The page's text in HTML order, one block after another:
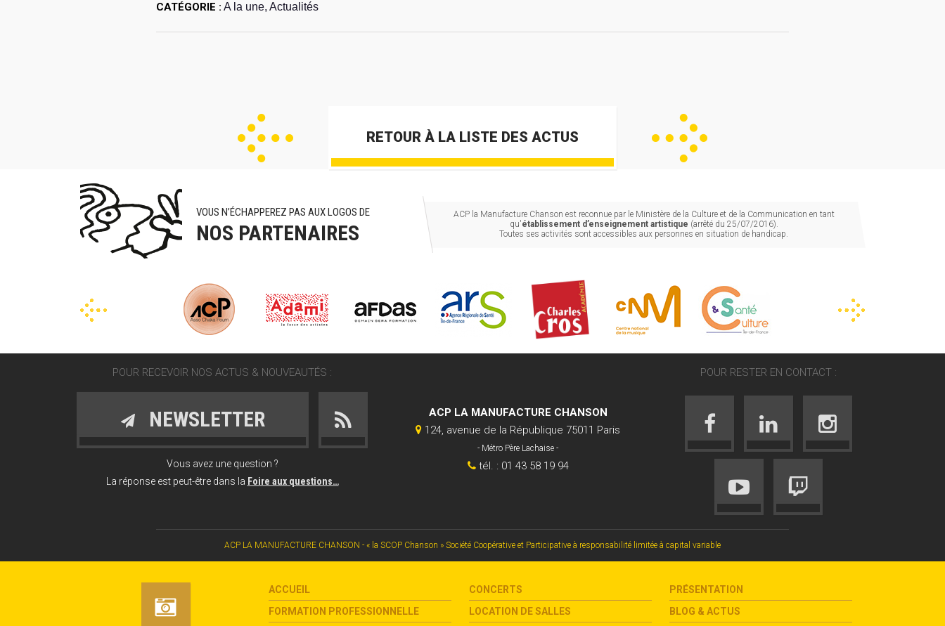
CATÉGORIE : A la une, Actualités
RETOUR À LA LISTE DES ACTUS
VOUS N’ÉCHAPPEREZ PAS AUX LOGOS DE
NOS PARTENAIRES
ACP la Manufacture Chanson est reconnue par le Ministère de la Culture et de la Communication en tant
qu'établissement d’enseignement artistique (arrêté du 25/07/2016).
Toutes ses activités sont accessibles aux personnes en situation de handicap.
POUR RECEVOIR NOS ACTUS & NOUVEAUTÉS :
NEWSLETTER
Vous avez une question ?
La réponse est peut-être dans la Foire aux questions…
ACP LA MANUFACTURE CHANSON
124, avenue de la République 75011 Paris
- Métro Père Lachaise -
tél. : 01 43 58 19 94
POUR RESTER EN CONTACT :
ACP LA MANUFACTURE CHANSON - « la SCOP Chanson » Société Coopérative et Participative à responsabilité limitée à capital variable
ACCUEIL CONCERTS
PRÉSENTATION
FORMATION PROFESSIONNELLE
LOCATION DE SALLES BLOG & ACTUS